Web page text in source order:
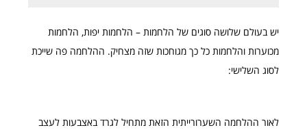
יש בעולם שלושה סוגים של הלחמות – הלחמות יפות, הלחמות
מכוערות והלחמות כל כך מגוחכות שזה מצחיק. ההלחמה פה שייכת
לסוג השלישי:
לאור ההלחמה השערורייתית הזאת מתחיל לגרד באצבעות לעצב